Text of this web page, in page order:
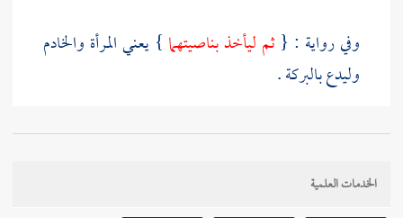
وفي رواية : {ثم ليأخذ بناصيتهما } يعني المرأة والخادم
وليدع بالبركة .
استدلالمصنفبحديثعائشةعلى استحبابالبناء
بالمرأة في شوال
صلى الله عليه وسلم قصد ذلك الوقت لخصوصية له لاالخدمات العلمية